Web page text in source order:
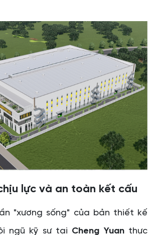
lực và an toàn kết cấu
sống" của bản thiết kế
ngũ kỹ sư tại Cheng Yuanthực